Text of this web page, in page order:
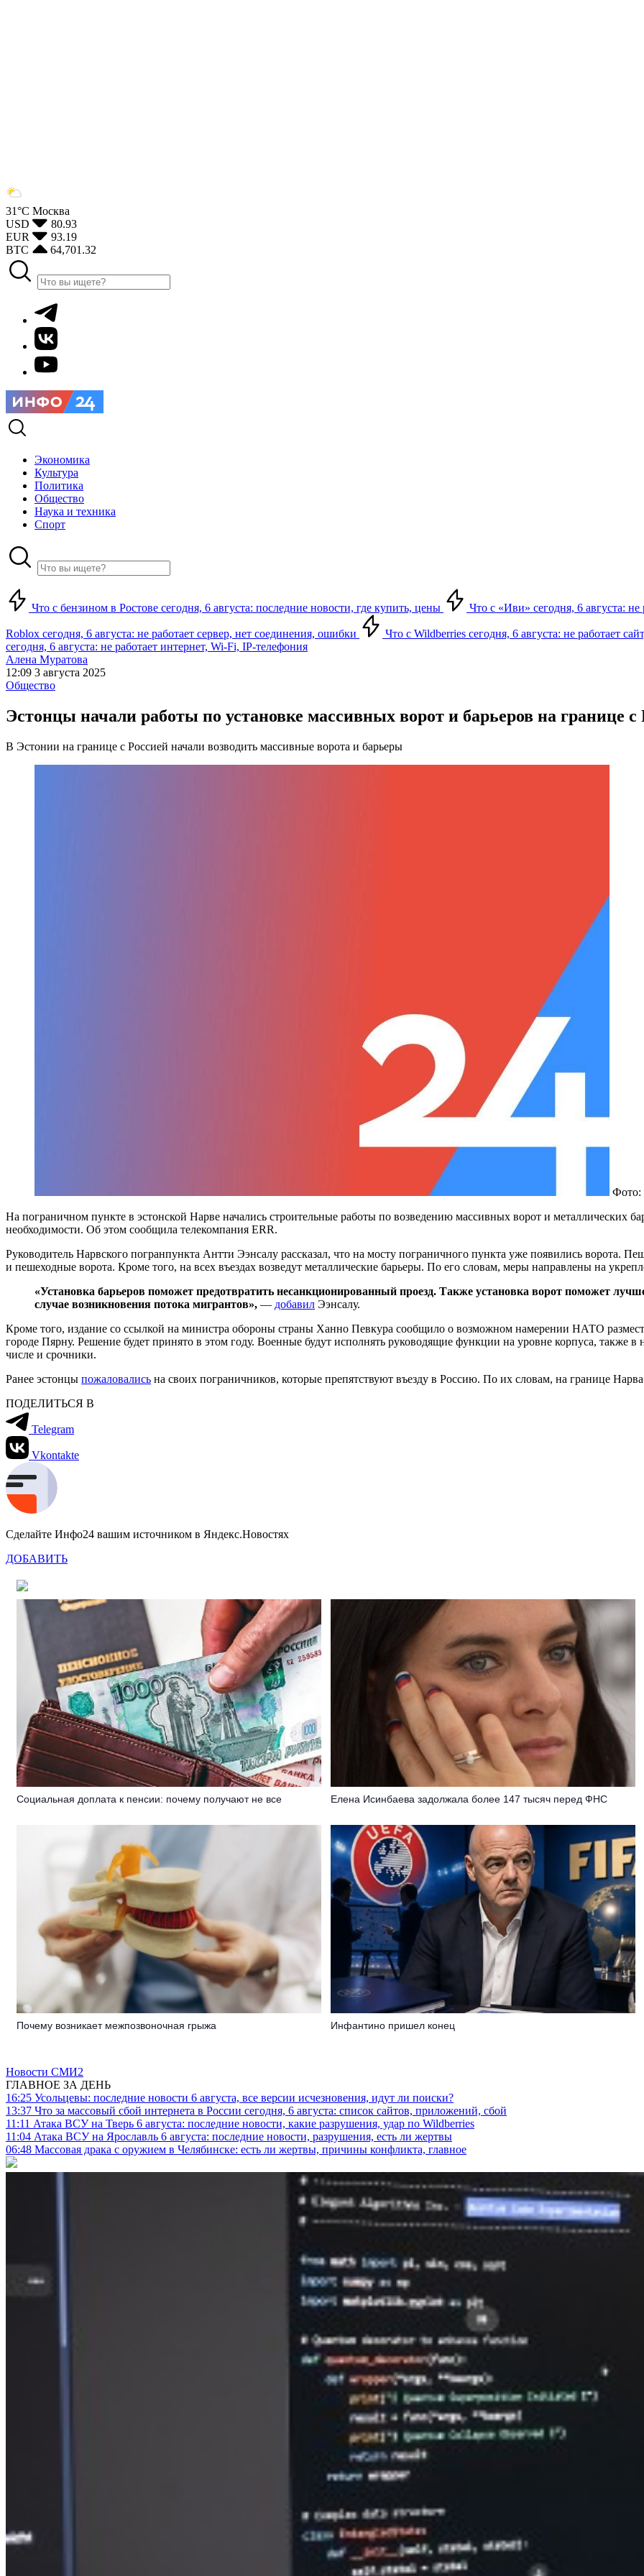
31°С Москва
USD
80.93
EUR
93.19
BTC
64,701.32
Экономика
Культура
Политика
Общество
Наука и техника
Спорт
Что с бензином в Ростове сегодня, 6 августа: последние новости, где купить, цены Что с «Иви» сегодня, 6 августа:
Roblox сегодня, 6 августа: не работает сервер, нет соединения, ошибки
Что с Wildberries сегодня, 6 августа: не работает
сегодня, 6 августа: не работает интернет, Wi-Fi, IP-телефония
Алена Муратова
12:09 3 августа 2025
Общество
Эстонцы начали работы по установке массивных ворот и барьеров на границе
В Эстонии на границе с Россией начали возводить массивные ворота и барьеры
Фото:
На пограничном пункте в эстонской Нарве начались строительные работы по возведению массивных ворот и металлических
необходимости. Об этом сообщила телекомпания ERR.
Руководитель Нарвского погранпункта Антти Ээнсалу рассказал, что на мосту пограничного пункта уже появились ворота.
и пешеходные ворота. Кроме того, на всех въездах возведут металлические барьеры. По его словам, меры направлены на
«Установка барьеров поможет предотвратить несанкционированный проезд. Также установка ворот поможет
случае возникновения потока мигрантов», — добавил Ээнсалу.
Кроме того, издание со ссылкой на министра обороны страны Ханно Певкура сообщило о возможном намерении НАТО
городе Пярну. Решение будет принято в этом году. Военные будут исполнять руководящие функции на уровне корпуса, также
числе и срочники.
Ранее эстонцы пожаловались на своих пограничников, которые препятствуют въезду в Россию. По их словам, на границе
ПОДЕЛИТЬСЯ В
Telegram
Vkontakte
Сделайте Инфо24 вашим источником в Яндекс.Новостях
ДОБАВИТЬ
Социальная доплата к пенсии: почему получают не все Елена Исинбаева задолжала более 147 тысяч перед ФНС
Почему возникает межпозвоночная грыжа Инфантино пришел конец
Новости СМИ2
ГЛАВНОЕ ЗА ДЕНЬ
16:25 Усольцевы: последние новости 6 августа, все версии исчезновения, идут ли поиски?
13:37 Что за массовый сбой интернета в России сегодня, 6 августа: список сайтов, приложений, сбой
11:11 Атака ВСУ на Тверь 6 августа: последние новости, какие разрушения, удар по Wildberries
11:04 Атака ВСУ на Ярославль 6 августа: последние новости, разрушения, есть ли жертвы
06:48 Массовая драка с оружием в Челябинске: есть ли жертвы, причины конфликта, главное